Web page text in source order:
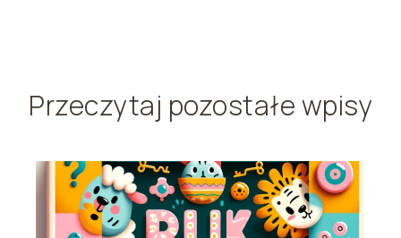
Przeczytaj pozostałe wpisy